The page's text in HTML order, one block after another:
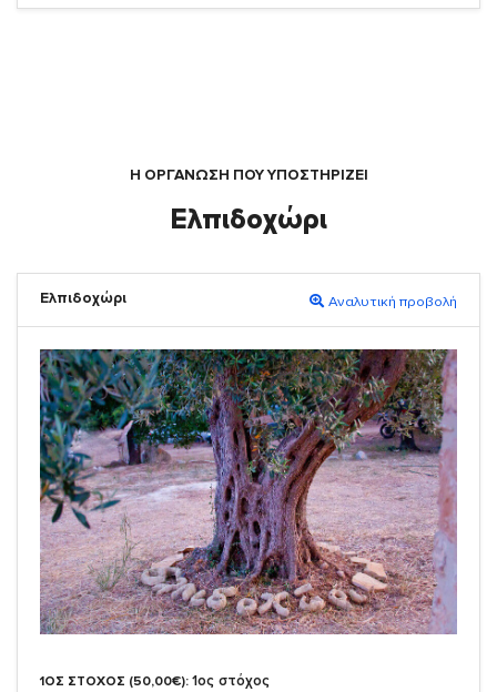
Η ΟΡΓΆΝΩΣΗ ΠΟΥ ΥΠΟΣΤΗΡΙΖΕΙ
Ελπιδοχώρι
Ελπιδοχώρι Αναλυτική προβολή
1ΟΣ ΣΤΟΧΟΣ (50,00€): 1ος στόχος